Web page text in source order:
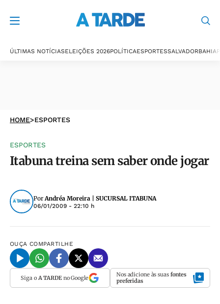
ÚLTIMAS NOTÍCIASELEIÇÕES 2026POLÍTICAESPORTESSALVADORBAHIA
HOME>ESPORTES
ESPORTES
Itabuna treina sem saber onde jogar
PorAndréa Moreira | SUCURSAL ITABUNA
06/01/2009 - 22:10 h
OUÇA COMPARTILHE
Siga o A TARDEno Google Nos adicione às suas fontes
preferidas